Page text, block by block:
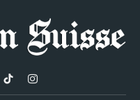
TikTokInstagram